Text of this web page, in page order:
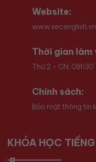
Website:
www.secenglish.vn
Thời gian làm
Thứ 2 - CN:
Chính sách:
Bảo mật thông tin
KHÓA HỌC